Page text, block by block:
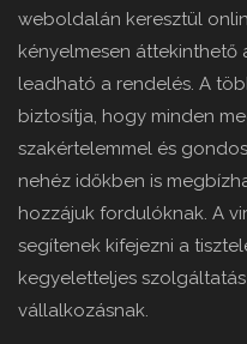
weboldalán keresztül
kényelmesen áttekinthető
leadható a rendelés. A
biztosítja, hogy minden
szakértelemmel és
nehéz időkben is
hozzájuk fordulóknak. A
segítenek kifejezni a
kegyeletteljes
vállalkozásnak.